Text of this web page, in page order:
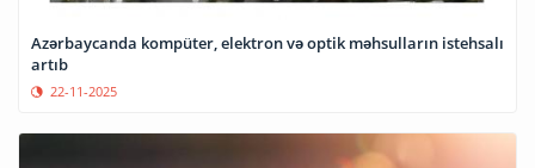
Azərbaycanda kompüter, elektron və optik məhsulların istehsalı
artıb
22-11-2025